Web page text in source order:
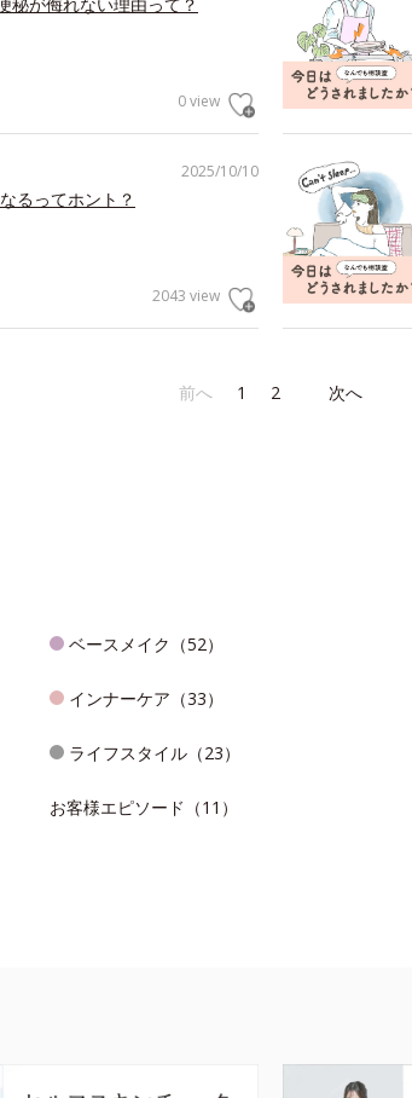
0 view
2025/10/10
るってホント？
2043 view
前へ 1 2 次へ
ベースメイク（52）
インナーケア（33）
ライフスタイル（23）
お客様エピソード（11）